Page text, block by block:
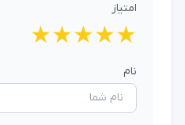
امتیاز
★
★
★
★
★
نام